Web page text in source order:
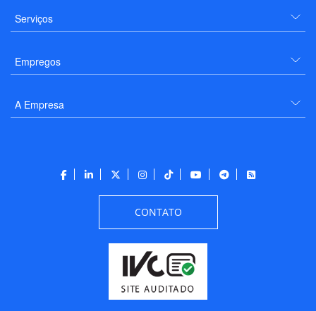
Serviços
Empregos
A Empresa
CONTATO